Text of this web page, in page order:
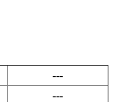
---
---